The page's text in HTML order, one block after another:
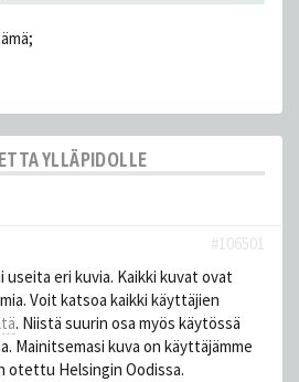
YLLÄPIDOLLE
#106501
useita eri kuvia. Kaikki kuvat ovat
Voit katsoa kaikki käyttäjien
. Niistä suurin osa myös käytössä
Mainitsemasi kuva on käyttäjämme
otettu Helsingin Oodissa.